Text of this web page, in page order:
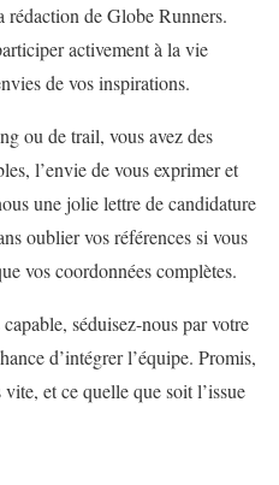
rédaction de Globe Runners.
activement à la vie
de vos inspirations.
ou de trail, vous avez des
l’envie de vous exprimer et
une jolie lettre de candidature
oublier vos références si vous
vos coordonnées complètes.
séduisez-nous par votre
d’intégrer l’équipe. Promis,
et ce quelle que soit l’issue